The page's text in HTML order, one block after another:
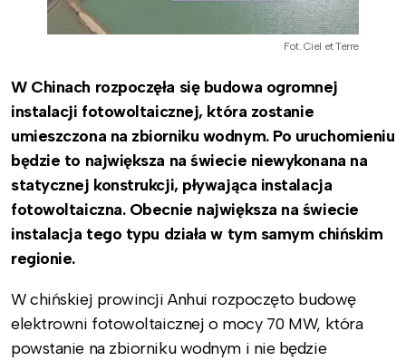
Fot. Ciel et Terre
W Chinach rozpoczęła się budowa ogromnej
instalacji fotowoltaicznej, która zostanie
umieszczona na zbiorniku wodnym. Po uruchomieniu
będzie to największa na świecie niewykonana na
statycznej konstrukcji, pływająca instalacja
fotowoltaiczna. Obecnie największa na świecie
instalacja tego typu działa w tym samym chińskim
regionie.
W chińskiej prowincji Anhui rozpoczęto budowę
elektrowni fotowoltaicznej o mocy 70 MW, która
powstanie na zbiorniku wodnym i nie będzie